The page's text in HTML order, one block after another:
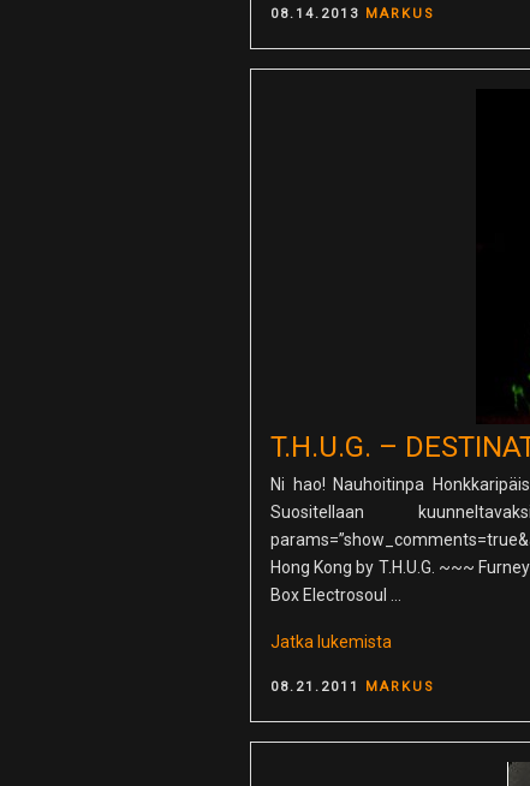
POSTED
08.14.2013 MARKUS
T.H.U.G. –
Ni hao! Nauhoitinpa
Suositellaan
Hong Kong by T.H.U.G. ~~~
Box Electrosoul …
Jatka lukemista
Destination
Hong
POSTED
08.21.2011 MARKUS